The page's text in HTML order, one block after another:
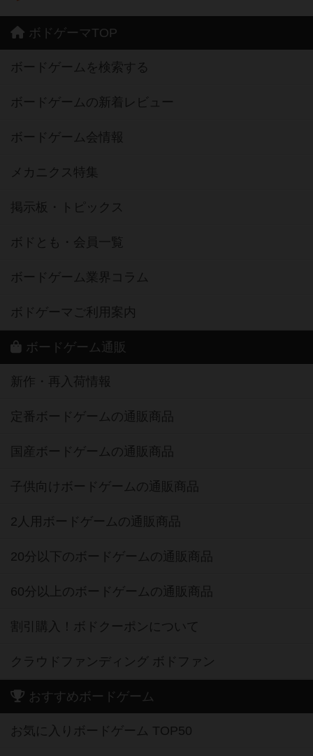
ボドゲーマTOP
ボードゲームを検索する
ボードゲームの新着レビュー
ボードゲーム会情報
メカニクス特集
掲示板・トピックス
ボドとも・会員一覧
ボードゲーム業界コラム
ボドゲーマご利用案内
ボードゲーム通販
新作・再入荷情報
定番ボードゲームの通販商品
国産ボードゲームの通販商品
子供向けボードゲームの通販商品
2人用ボードゲームの通販商品
20分以下のボードゲームの通販商品
60分以上のボードゲームの通販商品
割引購入！ボドクーポンについて
クラウドファンディング ボドファン
おすすめボードゲーム
お気に入りボードゲーム TOP50